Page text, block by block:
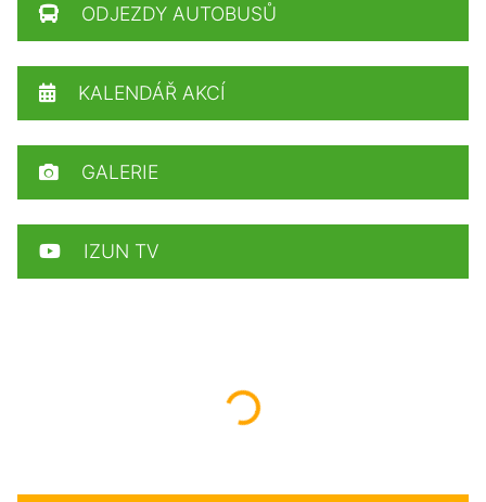
Načítám...
ODJEZDY AUTOBUSŮ
KALENDÁŘ AKCÍ
GALERIE
IZUN TV